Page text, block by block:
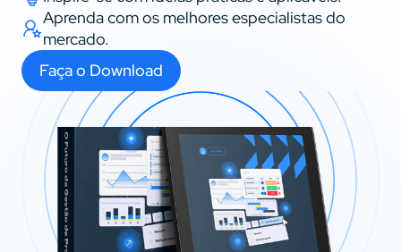
Aprenda com os melhores especialistas do
mercado.
Faça o Download